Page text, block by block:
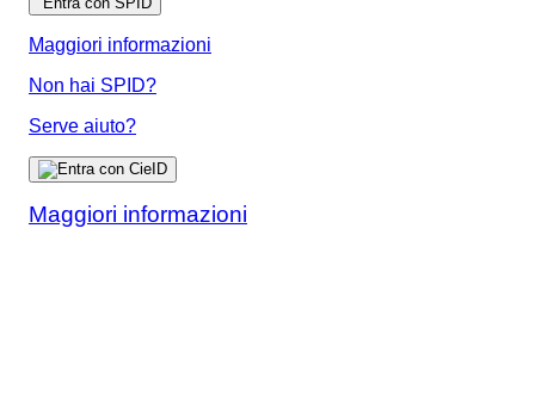
Maggiori informazioni
Non hai SPID?
Serve aiuto?
Maggiori informazioni